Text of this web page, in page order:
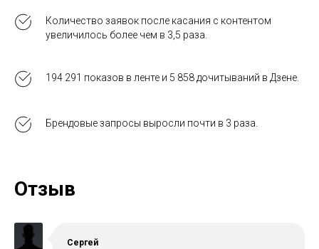
Количество заявок после касания с контентом
увеличилось более чем в 3,5 раза.
194 291 показов в ленте и 5 858 дочитываний в Дзене.
Брендовые запросы выросли почти в 3 раза.
Отзыв
Сергей